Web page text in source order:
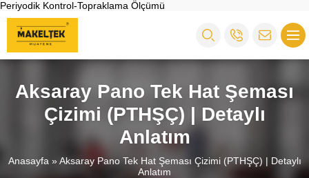
Periyodik Kontrol-Topraklama Ölçümü
Aksaray Pano Tek Hat Şeması
Çizimi (PTHŞÇ) | Detaylı
Anlatım
Anasayfa »Aksaray Pano Tek Hat Şeması Çizimi (PTHŞÇ) | Detaylı
Anlatım